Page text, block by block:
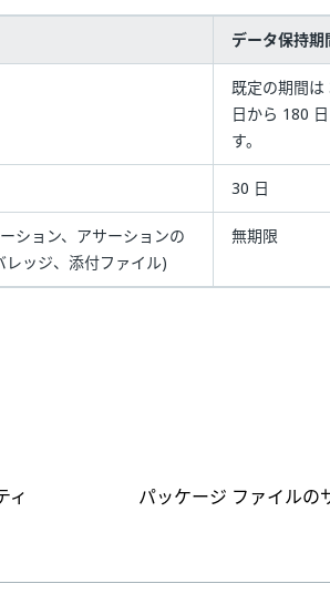
データ保持期
既定の期間は
日から 180
す。
30 日
ション、アサーションの
レッジ、添付ファイル)
無期限
ィ
パッケージ ファイルの